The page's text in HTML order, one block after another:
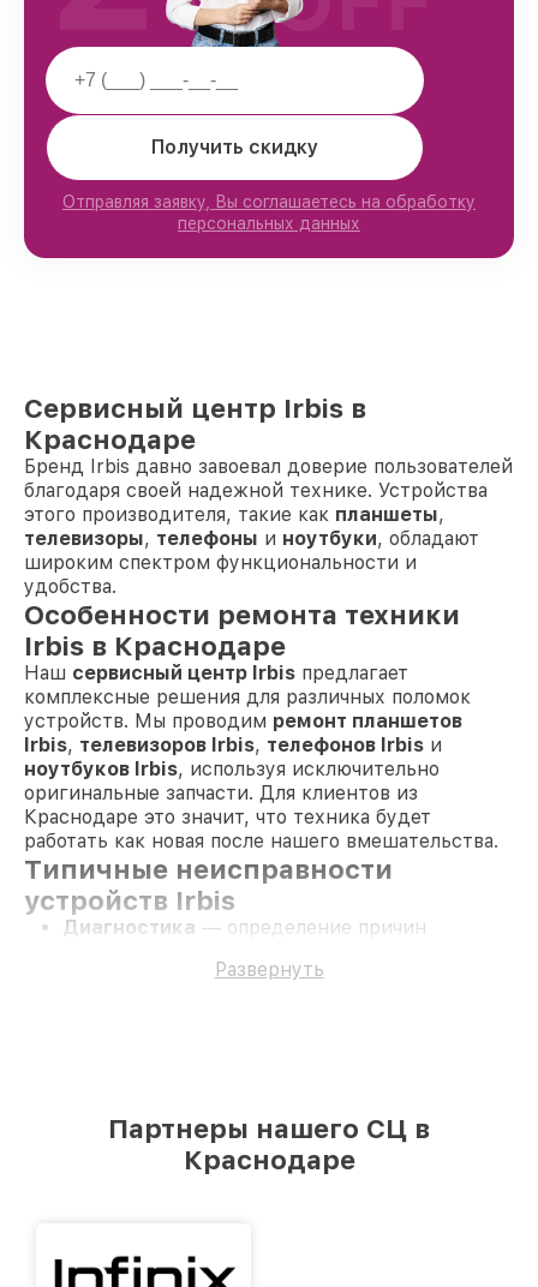
Получить скидку
Отправляя заявку, Вы соглашаетесь на обработку
персональных данных
Сервисный центр Irbis в
Краснодаре
Бренд Irbis давно завоевал доверие пользователей
благодаря своей надежной технике. Устройства
этого производителя, такие как планшеты,
телевизоры, телефоны и ноутбуки, обладают
широким спектром функциональности и
удобства.
Особенности ремонта техники
Irbis в Краснодаре
Наш сервисный центр Irbis предлагает
комплексные решения для различных поломок
устройств. Мы проводим ремонт планшетов
Irbis, телевизоров Irbis, телефонов Irbis и
ноутбуков Irbis, используя исключительно
оригинальные запчасти. Для клиентов из
Краснодаре это значит, что техника будет
работать как новая после нашего вмешательства.
Типичные неисправности
устройств Irbis
Диагностика — определение причин
— обновление системы для
максимальной эффективности.
Преимущества обращения в Irbis
Долгосрочная гарантия
Развернуть
Партнеры нашего СЦ в
Краснодаре